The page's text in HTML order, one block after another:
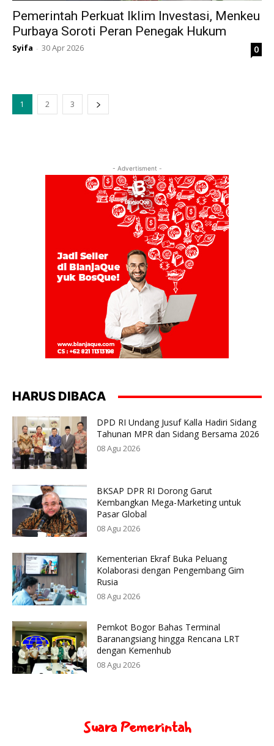
Pemerintah Perkuat Iklim Investasi, Menkeu
Purbaya Soroti Peran Penegak Hukum
Syifa - 30 Apr 2026 0
1 2 3
- Advertisment -
HARUS DIBACA
DPD RI Undang Jusuf Kalla Hadiri Sidang
Tahunan MPR dan Sidang Bersama 2026
08 Agu 2026
BKSAP DPR RI Dorong Garut
Kembangkan Mega-Marketing untuk
Pasar Global
08 Agu 2026
Kementerian Ekraf Buka Peluang
Kolaborasi dengan Pengembang Gim
Rusia
08 Agu 2026
Pemkot Bogor Bahas Terminal
Baranangsiang hingga Rencana LRT
dengan Kemenhub
08 Agu 2026
Suara Pemerintah